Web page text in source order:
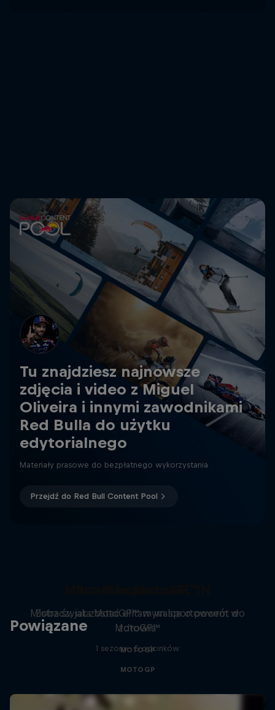
Tu znajdziesz najnowsze
zdjęcia i video z Miguel
Oliveira i innymi zawodnikami
Red Bulla do użytku
edytorialnego
Materiały prasowe do bezpłatnego wykorzystania
Przejdź do Red Bull Content Pool
Powiązane
Zobacz, jak zostać elitarnym sportowcem w
MotoGP™
MOTOGP
Mistrz świata MotoGP™ w walce o powrót do
zdrowia
1 sezony · 5 odcinków
MOTOGP